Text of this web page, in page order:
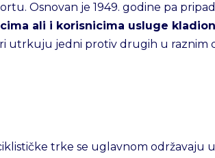
Osnovan je 1949. godine pa
ali i korisnicima usluge
utrkuju jedni protiv drugih u raznim
trke se uglavnom održavaju